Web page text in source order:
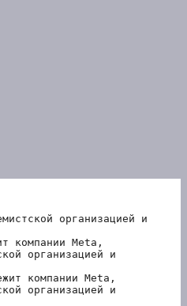
организацией и
компании Meta,
организацией и
компании Meta,
организацией и